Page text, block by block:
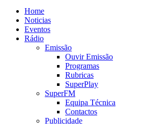
Home
Noticias
Eventos
Rádio
Emissão
Ouvir Emissão
Programas
Rubricas
SuperPlay
SuperFM
Equipa Técnica
Contactos
Publicidade